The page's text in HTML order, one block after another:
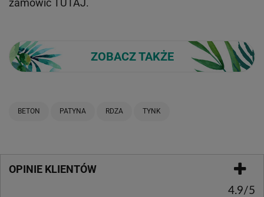
ZOBACZ TAKŻE
BETON PATYNA RDZA TYNK
OPINIE KLIENTÓW
4.9/5